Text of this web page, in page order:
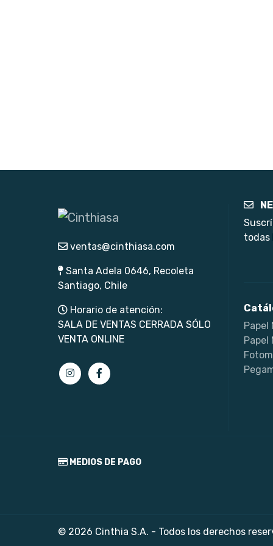
ventas@cinthiasa.com
Santa Adela 0646, Recoleta
Santiago, Chile
Horario de atención:
SALA DE VENTAS CERRADA SÓLO
VENTA ONLINE
todas
Papel
Papel
MEDIOS DE PAGO
© 2026 Cinthia S.A. - Todos los derechos